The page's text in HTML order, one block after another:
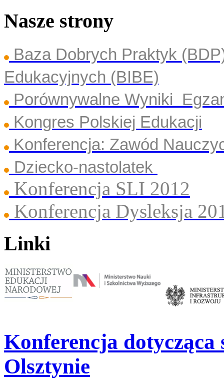
Nasze strony
Baza Dobrych Praktyk
Edukacyjnych (BIBE)
Porównywalne Wyniki
Kongres Polskiej Edukacji
Konferencja: Zawód
Dziecko-nastolatek
Konferencja SLI 2012
Konferencja Dysleksja
Linki
Konferencja dotycząca
Olsztynie